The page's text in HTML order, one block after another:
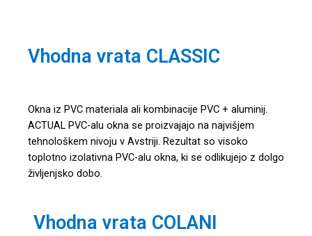
Vhodna vrata CLASSIC
Okna iz PVC materiala ali kombinacije PVC + aluminij.
ACTUAL PVC-alu okna se proizvajajo na najvišjem
tehnološkem nivoju v Avstriji. Rezultat so visoko
toplotno izolativna PVC-alu okna, ki se odlikujejo z dolgo
življenjsko dobo.
Vhodna vrata COLANI